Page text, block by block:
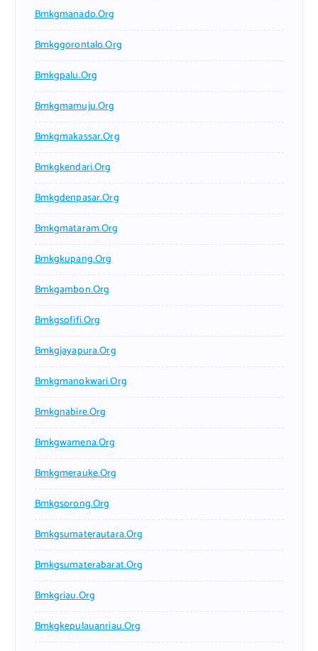
Bmkgmanado.org
Bmkggorontalo.org
Bmkgpalu.org
Bmkgmamuju.org
Bmkgmakassar.org
Bmkgkendari.org
Bmkgdenpasar.org
Bmkgmataram.org
Bmkgkupang.org
Bmkgambon.org
Bmkgsofifi.org
Bmkgjayapura.org
Bmkgmanokwari.org
Bmkgnabire.org
Bmkgwamena.org
Bmkgmerauke.org
Bmkgsorong.org
Bmkgsumaterautara.org
Bmkgsumaterabarat.org
Bmkgriau.org
Bmkgkepulauanriau.org